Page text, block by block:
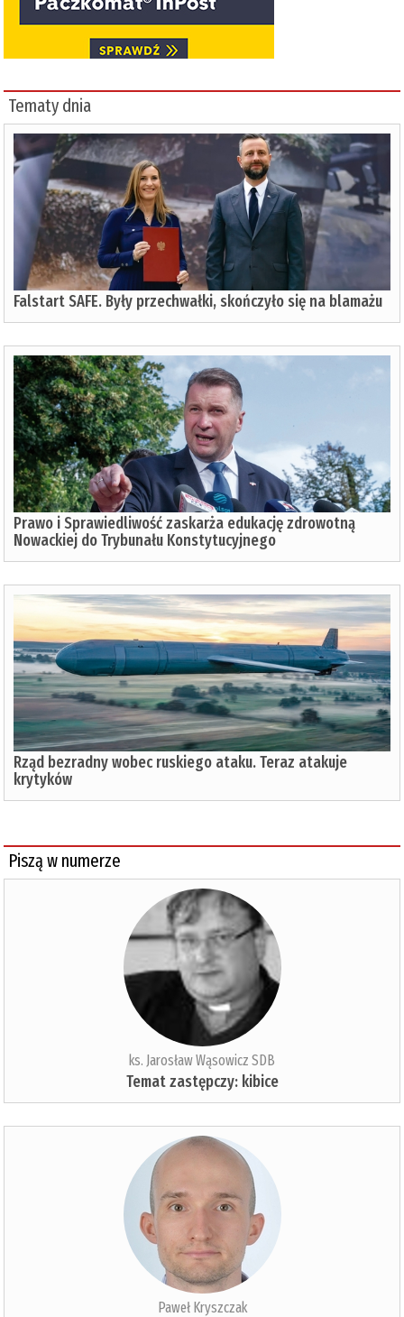
Tematy dnia
Falstart SAFE. Były przechwałki, skończyło się na blamażu
Prawo i Sprawiedliwość zaskarża edukację zdrowotną
Nowackiej do Trybunału Konstytucyjnego
Rząd bezradny wobec ruskiego ataku. Teraz atakuje
krytyków
Piszą w numerze
ks. Jarosław Wąsowicz SDB
Temat zastępczy: kibice
Paweł Kryszczak